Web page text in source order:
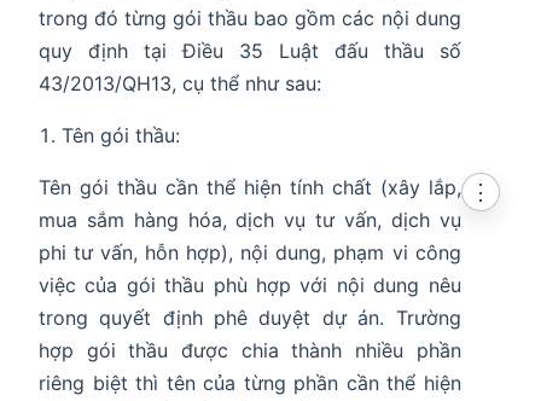
trong đó từng gói thầu bao gồm các nội dung
quy định tại Điều 35 Luật đấu thầu số
43/2013/QH13, cụ thể như sau:
Tên gói thầu:
Tên gói thầu cần thể hiện tính chất (xây lắp,
mua sắm hàng hóa, dịch vụ tư vấn, dịch vụ
phi tư vấn, hỗn hợp), nội dung, phạm vi công
việc của gói thầu phù hợp với nội dung nêu
trong quyết định phê duyệt dự án. Trường
hợp gói thầu được chia thành nhiều phần
riêng biệt thì tên của từng phần cần thể hiện
⋮